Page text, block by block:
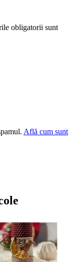
obligatorii sunt
Află cum sunt